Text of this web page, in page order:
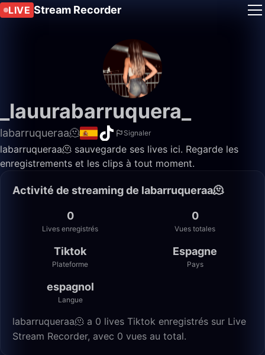
LIVE Stream Recorder
_lauurabarruquera_
labarruqueraa🫠 Signaler
labarruqueraa🫠 sauvegarde ses lives ici. Regarde les
enregistrements et les clips à tout moment.
Activité de streaming de labarruqueraa🫠
0
Lives enregistrés
0
Vues totales
Tiktok
Plateforme
Espagne
Pays
espagnol
Langue
labarruqueraa🫠 a 0 lives Tiktok enregistrés sur Live
Stream Recorder, avec 0 vues au total.